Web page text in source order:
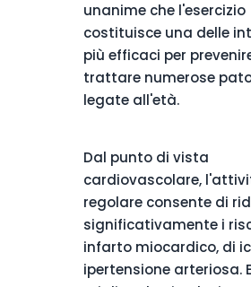
unanime che l'esercizio
costituisce una delle
più efficaci per
trattare numerose
legate all'età.
Dal punto di vista
cardiovascolare,
regolare consente di
significativamente i
infarto miocardico, di
ipertensione arteriosa.